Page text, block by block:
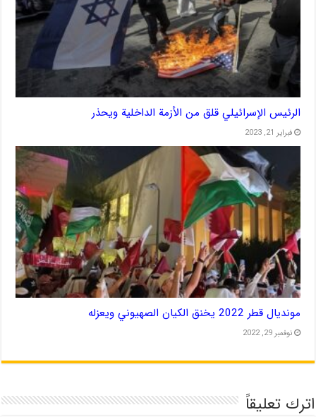
الرئيس الإسرائيلي قلق من الأزمة الداخلية ويحذر
فبراير 21, 2023
مونديال قطر 2022 يخنق الكيان الصهيوني ويعزله
نوفمبر 29, 2022
اترك تعليقاً